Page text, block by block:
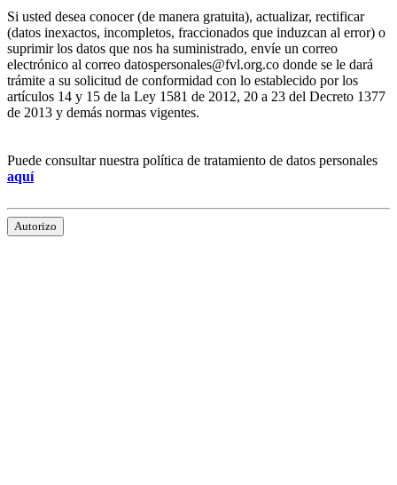
Si usted desea conocer (de manera gratuita), actualizar, rectificar
(datos inexactos, incompletos, fraccionados que induzcan al error) o
suprimir los datos que nos ha suministrado, envíe un correo
electrónico al correo datospersonales@fvl.org.co donde se le dará
trámite a su solicitud de conformidad con lo establecido por los
artículos 14 y 15 de la Ley 1581 de 2012, 20 a 23 del Decreto 1377
de 2013 y demás normas vigentes.
Puede consultar nuestra política de tratamiento de datos personales
aquí
Autorizo